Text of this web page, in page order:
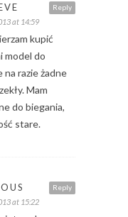
Reply
at 14:59
kupić
model do
na razie żadne
Mam
do biegania,
stare.
Reply
at 15:22